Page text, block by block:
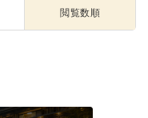
閲覧数順